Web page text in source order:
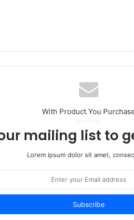
With Product You
mailing list to
Lorem ipsum dolor sit amet,